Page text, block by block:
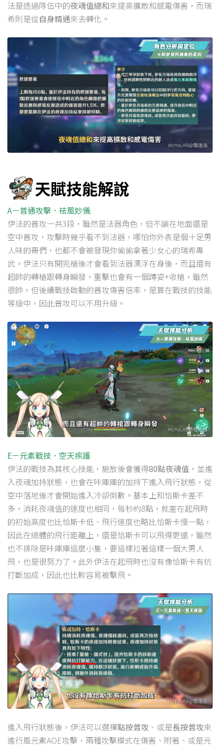
法是透過隊伍中的夜魂值總和來提高擴散和感電傷害，而瑞
希則是從自身精通來去轉化。
天賦技能解說
A－普通攻擊．袪風妙儀
伊法的普攻一共3段，雖然是法器角色，但不論在地面還是
空中普攻，攻擊時幾乎看不到法器，哪怕你外表是個十足男
人味的哥們，也都不會被發現你偷偷拿著少女心的瑞希專
武。伊法只有開完槍後才會看到法器漂浮在身後，而且還有
超帥的轉槍跟轉身瞬發，重擊也會有一個蹲姿+收槍，雖然
很帥，但後續戰技啟動的普攻傷害倍率，是算在戰技的技能
等級中，因此普攻可以不用升級。
E－元素戰技．空天疾護
伊法的戰技為其核心技能，施放後會獲得80點夜魂值 ，並進
入夜魂加持狀態，也會在咔庫庫的加持下進入飛行狀態，從
空中落地後才會開始進入冷卻倒數。基本上和恰斯卡差不
多，消耗夜魂值的速度也相同，每秒約8點，就差在起飛時
的初始高度也比恰斯卡低、飛行速度也略比恰斯卡慢一點，
因此在總體的飛行距離上，還是恰斯卡可以飛得更遠，雖然
也不排除是咔庫庫這麼小隻，要這樣拉著這樣一個大男人
飛，也是很努力了。此外伊法在起飛時也沒有像恰斯卡有抗
打斷加成，因此也比較容易被擊飛。
進入飛行狀態後，伊法可以選擇點按普攻 、或是長按普攻來
進行風元素AOE攻擊，兩種攻擊模式在傷害、附著、或是元